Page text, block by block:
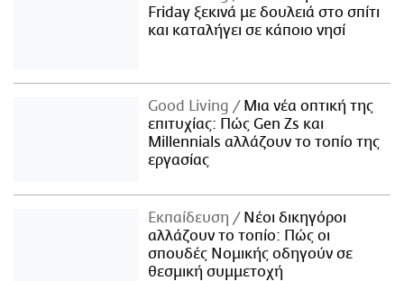
Friday ξεκινά με δουλειά στο σπίτι
και καταλήγει σε κάποιο νησί
Good Living
Μια νέα οπτική της
επιτυχίας: Πώς Gen Zs και
Millennials αλλάζουν το τοπίο της
εργασίας
Εκπαίδευση
Νέοι δικηγόροι
αλλάζουν το τοπίο: Πώς οι
σπουδές Νομικής οδηγούν σε
θεσμική συμμετοχή